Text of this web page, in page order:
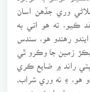
وري جڏهن اسان
ڪيو، ته هو اتي به
رهندو هو، سندس
زمين جا وڪرو ٿي
راند ۾ ضايع ڪري
هو، ۽ نه وري شراب.
هزار ايڪڙ زمين